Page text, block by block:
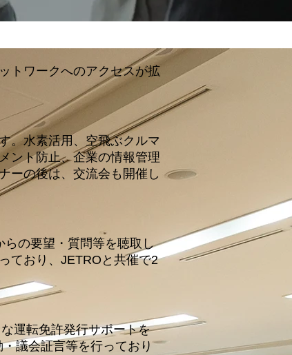
トワークへのアクセスが拡
。水素活用、空飛ぶクルマ
ント防止、企業の情報管理
ーの後は、交流会も開催し
の要望・質問等を聴取し
ており、JETROと共催で2
運転免許発行サポートを
議会証言等を行っており